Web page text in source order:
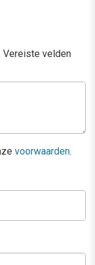
Vereiste velden
voorwaarden.